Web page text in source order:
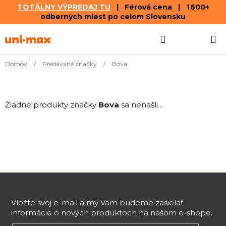
TOTÁLNY VÝPREDAJ TU | Férová cena | 1 600+
odberných miest po celom Slovensku
na
KOŠÍK
Domov / Predávané značky / Bova
Žiadne produkty značky Bova sa nenašli...
Vložte svoj e-mail a my Vám budeme zasielať
informácie o nových produktoch na našom e-shope.